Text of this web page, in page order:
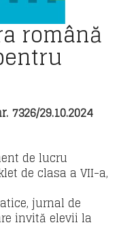
română
29.10.2024
de lucru
de clasa a VII-a,
jurnal de
invită elevii la